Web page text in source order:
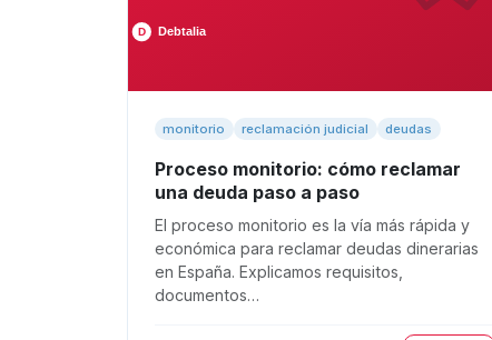
monitorio reclamación judicial deudas
Proceso monitorio: cómo reclamar
una deuda paso a paso
El proceso monitorio es la vía más rápida y
económica para reclamar deudas dinerarias
en España. Explicamos requisitos,
documentos…